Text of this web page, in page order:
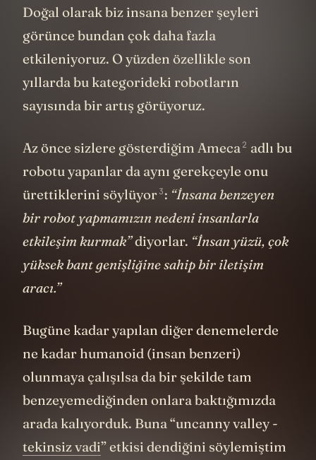
Doğal olarak biz insana benzer şeyleri
görünce bundan çok daha fazla
etkileniyoruz. O yüzden özellikle son
yıllarda bu kategorideki robotların
sayısında bir artış görüyoruz.
Az önce sizlere gösterdiğim Ameca2 adlı bu
robotu yapanlar da aynı gerekçeyle onu
ürettiklerini söylüyor3: “İnsana benzeyen
bir robot yapmamızın nedeni insanlarla
etkileşim kurmak”diyorlar. “İnsan yüzü, çok
yüksek bant genişliğine sahip bir iletişim
aracı.”
Bugüne kadar yapılan diğer denemelerde
ne kadar humanoid (insan benzeri)
olunmaya çalışılsa da bir şekilde tam
benzeyemediğinden onlara baktığımızda
arada kalıyorduk. Buna “uncanny valley -
tekinsiz vadi” etkisi dendiğini söylemiştim